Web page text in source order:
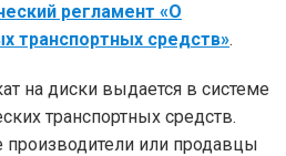
регламент «О
транспортных средств».
на диски выдается в системе
транспортных средств.
или продавцы